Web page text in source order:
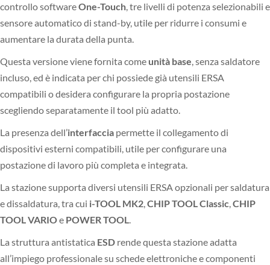
controllo softwareOne-Touch, tre livelli di potenza selezionabili e
sensore automatico di stand-by, utile per ridurre i consumi e
aumentare la durata della punta.
Questa versione viene fornita come unità base, senza saldatore
incluso, ed è indicata per chi possiede già utensili ERSA
compatibili o desidera configurare la propria postazione
scegliendo separatamente il tool più adatto.
La presenza dell’interfaccia permette il collegamento di
dispositivi esterni compatibili, utile per configurare una
postazione di lavoro più completa e integrata.
La stazione supporta diversi utensili ERSA opzionali per saldatura
e dissaldatura, tra cui i-TOOL MK2,CHIP TOOL Classic,CHIP
TOOL VARIOe POWER TOOL.
La struttura antistatica ESD rende questa stazione adatta
all’impiego professionale su schede elettroniche e componenti